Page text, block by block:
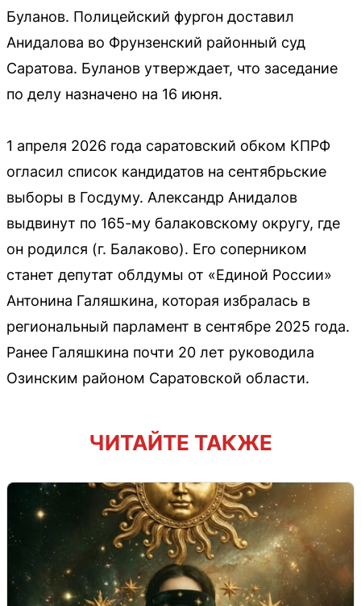
Буланов. Полицейский фургон доставил
Анидалова во Фрунзенский районный суд
Саратова. Буланов утверждает, что заседание
по делу назначено на 16 июня.
1 апреля 2026 года саратовский обком КПРФ
огласил список кандидатов на сентябрьские
выборы в Госдуму. Александр Анидалов
выдвинут по 165-му балаковскому округу, где
он родился (г. Балаково). Его соперником
станет депутат облдумы от «Единой России»
Антонина Галяшкина, которая избралась в
региональный парламент в сентябре 2025 года.
Ранее Галяшкина почти 20 лет руководила
Озинским районом Саратовской области.
ЧИТАЙТЕ ТАКЖЕ